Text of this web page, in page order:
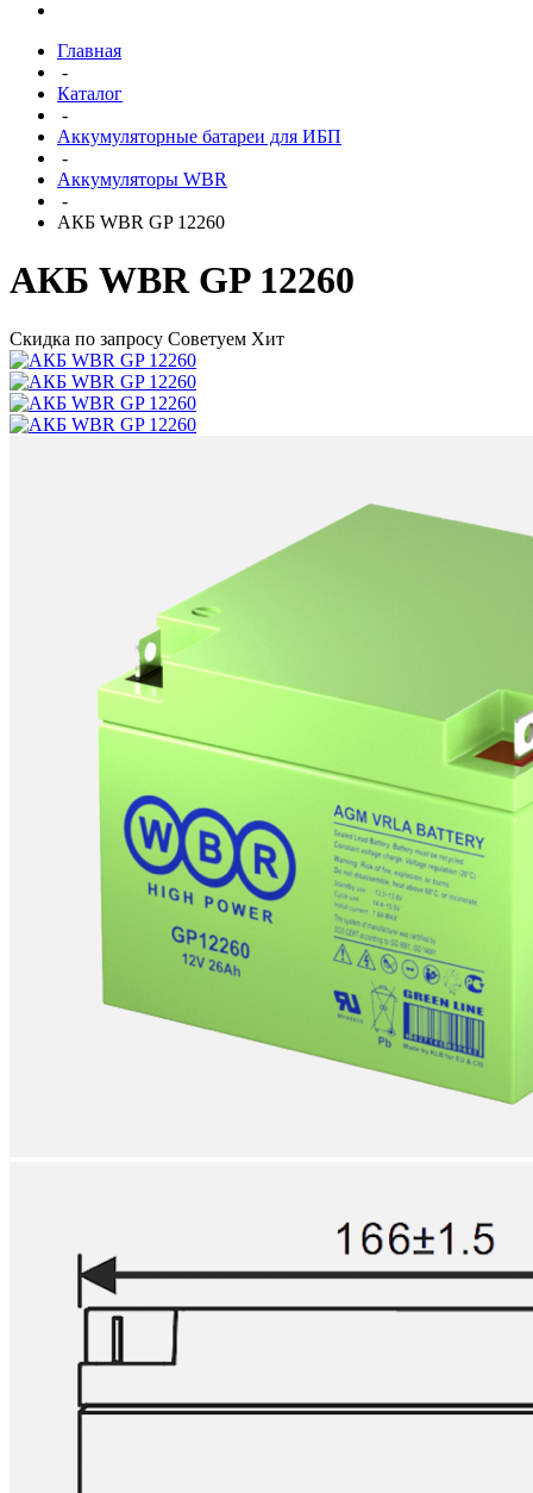
Главная
-
Каталог
-
Аккумуляторные батареи для ИБП
-
Аккумуляторы WBR
-
АКБ WBR GP 12260
АКБ WBR GP 12260
Скидка по запросу Советуем Хит